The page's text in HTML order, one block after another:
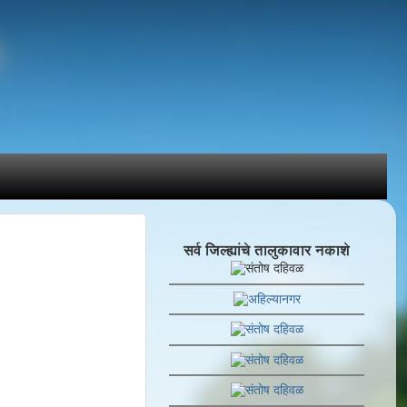
सर्व जिल्ह्यांचे तालुकावार नकाशे